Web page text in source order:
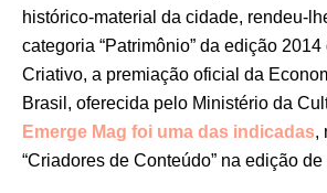
histórico-material da cidade, rendeu-
categoria “Patrimônio” da edição 2014
Criativo, a premiação oficial da
Brasil, oferecida pelo Ministério da
Emerge Mag foi uma das indicadas,
“Criadores de Conteúdo” na edição de